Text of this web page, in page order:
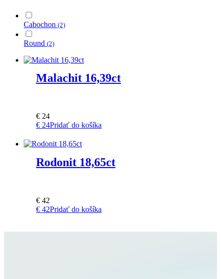
Cabochon (2)
Round (2)
Malachit 16,39ct
€ 24
€ 24Pridať do košíka
Rodonit 18,65ct
€ 42
€ 42Pridať do košíka